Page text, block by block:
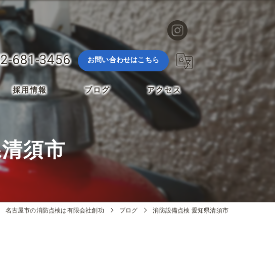
681-3456 お問い合わせはこちら
採用情報 ブログ アクセス
須市
名古屋市の消防点検は有限会社創功 ブログ 消防設備点検 愛知県清須市